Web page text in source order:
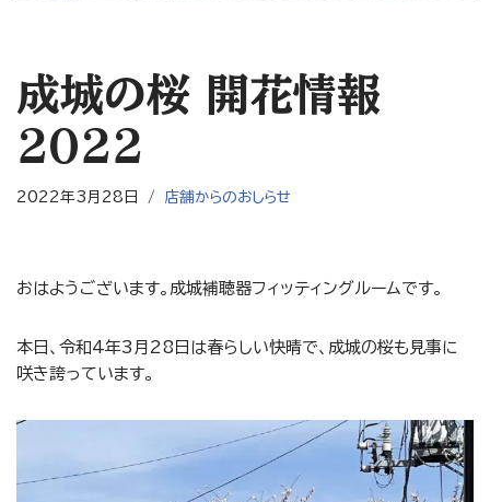
成城の桜 開花情報
2022
2022年3月28日 店舗からのおしらせ
おはようございます。成城補聴器フィッティングルームです。
本日、令和4年3月28日は春らしい快晴で、成城の桜も見事に
咲き誇っています。